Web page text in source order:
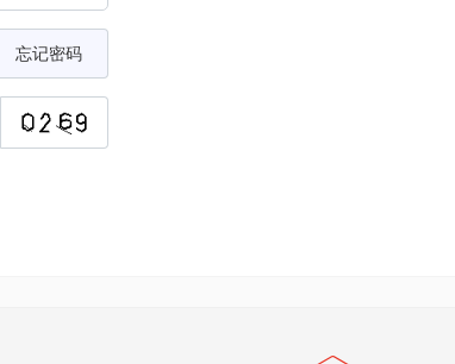
忘记密码